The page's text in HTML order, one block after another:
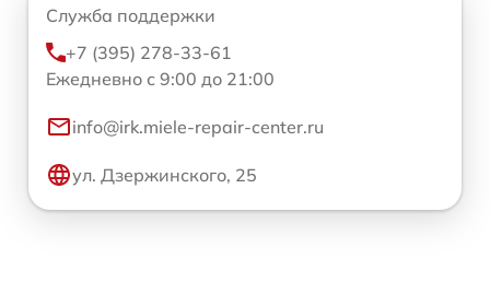
Служба поддержки
+7 (395) 278-33-61
Ежедневно с 9:00 до 21:00
info@irk.miele-repair-center.ru
ул. Дзержинского, 25